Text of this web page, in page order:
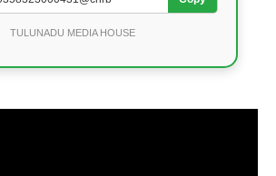
TULUNADU MEDIA HOUSE